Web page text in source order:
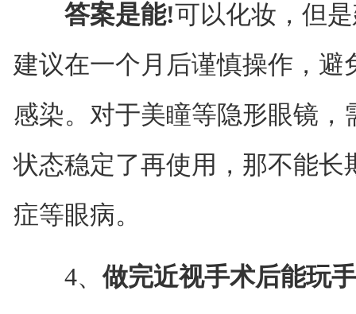
答案是能!可以化妆，但
建议在一个月后谨慎操作，
感染。对于美瞳等隐形眼镜
状态稳定了再使用，那不能
症等眼病。
4、做完近视手术后能玩